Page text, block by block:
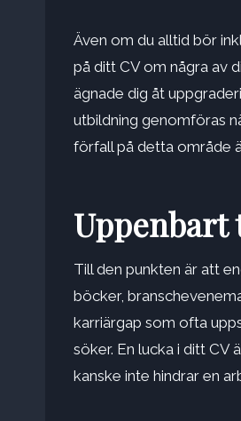
Även om du alltid bör
på ditt CV om några av
ägnade dig åt
utbildning genomföras
förfall på detta område
Till den punkten är att
böcker,
karriärgap som ofta
söker. En lucka i ditt CV
kanske inte hindrar en